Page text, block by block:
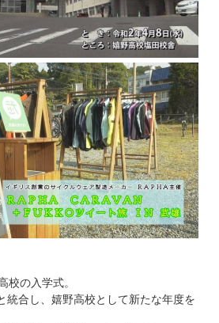
校の入学式。
統合し、嬉野高校として新たな年度を